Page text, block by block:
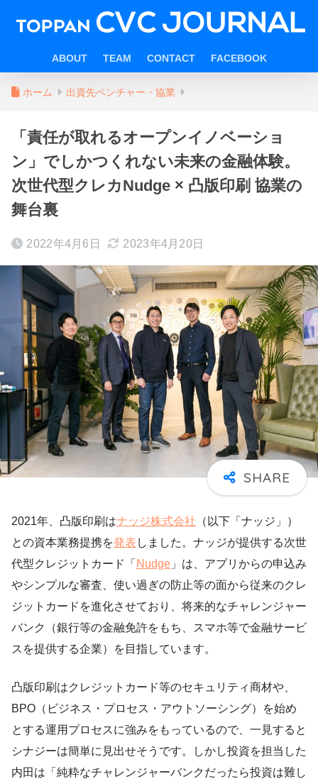
ABOUT TEAM CONTACT FACEBOOK
ホーム 出資先ベンチャー・協業
「責任が取れるオープンイノベーショ
ン」でしかつくれない未来の金融体験。
次世代型クレカNudge × 凸版印刷 協業の
舞台裏
2022年4月6日 2023年4月20日
2021年、凸版印刷はナッジ株式会社 （以下「ナッジ」）
との資本業務提携を発表 しました。ナッジが提供する次世
代型クレジットカード「 Nudge 」は、アプリからの申込み
やシンプルな審査、使い過ぎの防止等の面から従来のクレ
ジットカードを進化させており、将来的なチャレンジャー
バンク（銀行等の金融免許をもち、スマホ等で金融サービ
スを提供する企業）を目指しています。
凸版印刷はクレジットカード等のセキュリティ商材や、
BPO（ビジネス・プロセス・アウトソーシング）を始め
とする運用プロセスに強みをもっているので、一見すると
シナジーは簡単に見出せそうです。しかし投資を担当した
内田は「純粋なチャレンジャーバンクだったら投資は難し